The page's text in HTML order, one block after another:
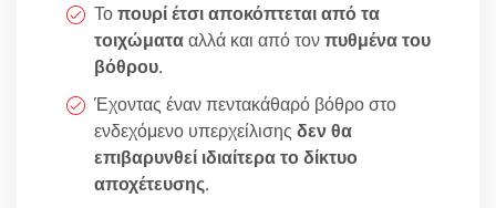
Τοπουρί έτσι αποκόπτεται από τα
τοιχώματααλλά και από τονπυθμένα του
βόθρου.
Έχοντας έναν πεντακάθαρό βόθρο στο
ενδεχόμενο υπερχείλισης δεν θα
επιβαρυνθεί ιδιαίτερα το δίκτυο
αποχέτευσης.